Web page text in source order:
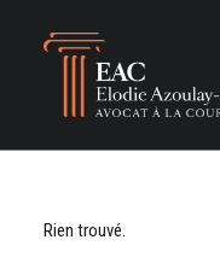
Rien trouvé.